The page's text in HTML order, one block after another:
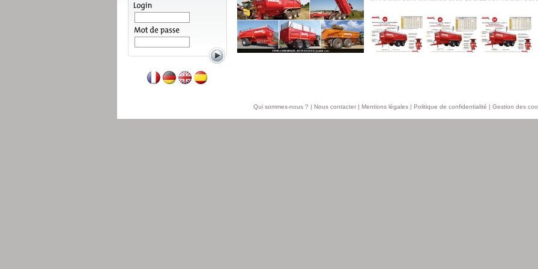
Qui sommes-nous ? | Nous contacter| Mentions légales| Politique de confidentialité | Gestion des